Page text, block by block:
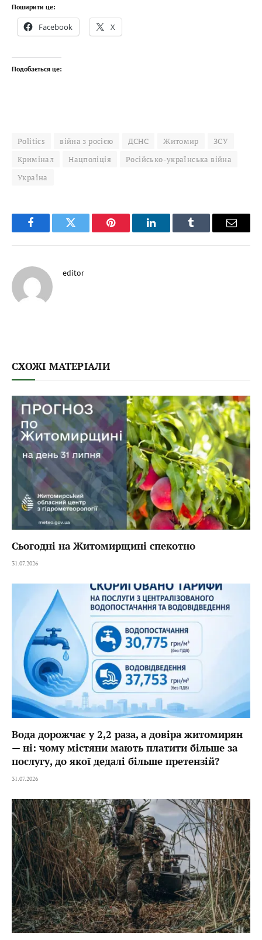
Поширити це:
Facebook X
Подобається це:
Politics війна з росією ДСНС Житомир
ЗСУ
Кримінал
Нацполіція
Російсько-українська війна
Україна
FacebookTwitter Pinterest LinkedInTumblr Email
editor
СХОЖІ МАТЕРІАЛИ
Сьогодні на Житомирщині спекотно
31.07.2026
Вода дорожчає у 2,2 раза, а довіра житомирян
— ні: чому містяни мають платити більше за
послугу, до якої дедалі більше претензій?
31.07.2026